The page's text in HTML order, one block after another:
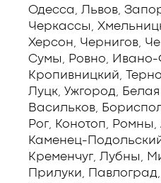
Одесса, Львов,
Черкассы,
Херсон, Чернигов,
Сумы, Ровно, Ивано-
Кропивницкий,
Луцк, Ужгород, Белая
Васильков,
Рог, Конотоп,
Каменец-
Кременчуг, Лубны,
Прилуки,